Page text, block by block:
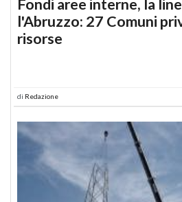
Fondi aree interne, la
l'Abruzzo: 27 Comuni
risorse
di Redazione